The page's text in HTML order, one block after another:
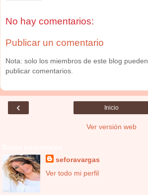
No hay comentarios:
Publicar un comentario
Nota: solo los miembros de este blog pueden
publicar comentarios.
‹ Inicio
Ver versión web
seforavargas
Ver todo mi perfil